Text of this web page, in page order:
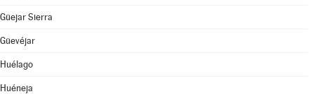
Güejar Sierra
Güevéjar
Huélago
Huéneja